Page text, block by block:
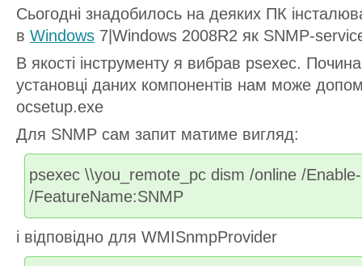
Сьогодні знадобилось на деяких ПК
в Windows 7|Windows 2008R2 як SNMP-
В якості інструменту я вибрав psexec.
установці даних компонентів нам може
ocsetup.exe
Для SNMP сам запит матиме вигляд:
psexec \\you_remote_pc dism /online /
/FeatureName:SNMP
і відповідно для WMISnmpProvider